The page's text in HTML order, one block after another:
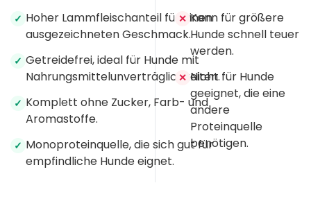
✓ Hoher Lammfleischanteil für einen
ausgezeichneten Geschmack.
✓ Getreidefrei, ideal für Hunde mit
Nahrungsmittelunverträglichkeiten.
✓ Komplett ohne Zucker, Farb- und
Aromastoffe.
✓ Monoproteinquelle, die sich gut für
empfindliche Hunde eignet.
✕ Kann für größere
Hunde schnell teuer
werden.
✕ Nicht für Hunde
geeignet, die eine
andere
Proteinquelle
benötigen.